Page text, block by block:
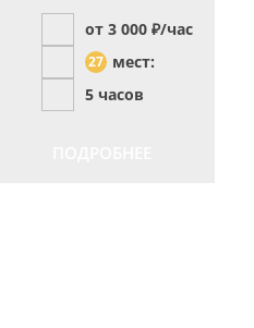
от 3 000 ₽/час
27 мест:
5 часов